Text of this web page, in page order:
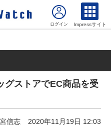
Impressサイト
グストアでEC商品を受
信志 2020年11月19日 12:03